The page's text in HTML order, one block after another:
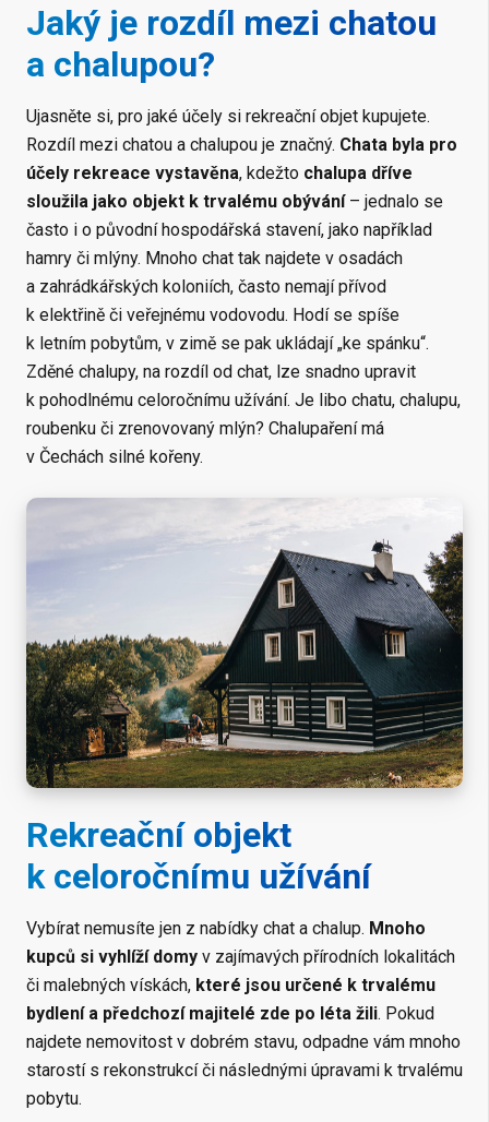
Jaký je rozdíl mezi chatou
a chalupou?
Ujasněte si, pro jaké účely si rekreační objet kupujete.
Rozdíl mezi chatou a chalupou je značný. Chata byla pro
účely rekreace vystavěna, kdežto chalupa dříve
sloužila jako objekt k trvalému obývání– jednalo se
často i o původní hospodářská stavení, jako například
hamry či mlýny. Mnoho chat tak najdete v osadách
a zahrádkářských koloniích, často nemají přívod
k elektřině či veřejnému vodovodu. Hodí se spíše
k letním pobytům, v zimě se pak ukládají „ke spánku“.
Zděné chalupy, na rozdíl od chat, lze snadno upravit
k pohodlnému celoročnímu užívání. Je libo chatu, chalupu,
roubenku či zrenovovaný mlýn? Chalupaření má
v Čechách silné kořeny.
Rekreační objekt
k celoročnímu užívání
Vybírat nemusíte jen z nabídky chat a chalup. Mnoho
kupců si vyhlíží domy v zajímavých přírodních lokalitách
či malebných vískách, které jsou určené k trvalému
bydlení a předchozí majitelé zde po léta žili. Pokud
najdete nemovitost v dobrém stavu, odpadne vám mnoho
starostí s rekonstrukcí či následnými úpravami k trvalému
pobytu.